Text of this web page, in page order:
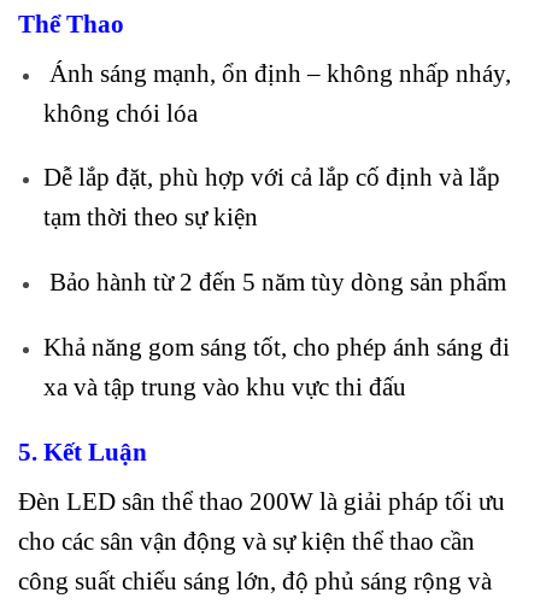
Thể Thao
Ánh sáng mạnh, ổn định – không nhấp nháy,
không chói lóa
Dễ lắp đặt, phù hợp với cả lắp cố định và lắp
tạm thời theo sự kiện
Bảo hành từ 2 đến 5 năm tùy dòng sản phẩm
Khả năng gom sáng tốt, cho phép ánh sáng đi
xa và tập trung vào khu vực thi đấu
5. Kết Luận
Đèn LED sân thể thao 200W là giải pháp tối ưu
cho các sân vận động và sự kiện thể thao cần
công suất chiếu sáng lớn, độ phủ sáng rộng và